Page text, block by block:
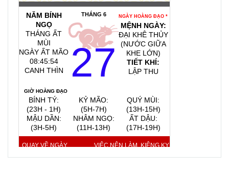
NĂM BÍNH
NGỌ
THÁNG ẤT
MÙI
NGÀY ẤT MÃO
08:45:55
CANH THÌN
THÁNG 6
27
NGÀY HOÀNG ĐẠO *
MỆNH NGÀY:
ĐẠI KHÊ THỦY
(NƯỚC GIỮA
KHE LỚN)
TIẾT KHÍ:
LẬP THU
GIỜ HOÀNG ĐẠO
BÍNH TÝ:
(23H - 1H)
MẬU DẦN:
(3H-5H)
KỶ MÃO:
(5H-7H)
NHÂM NGỌ:
(11H-13H)
QUÝ MÙI:
(13H-15H)
ẤT DẬU:
(17H-19H)
QUAY VỀ NGÀY
VIỆC NÊN LÀM, KIÊNG KỴ